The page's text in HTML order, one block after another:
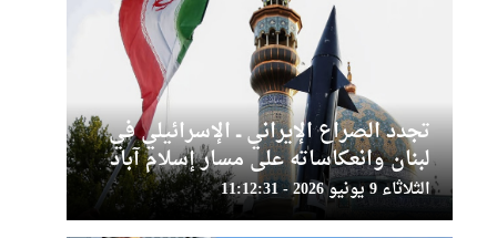
تجدد الصراع الإيراني ــ الإسرائيلي في
لبنان وانعكاساته على مسار إسلام آباد
الثلاثاء 9 يونيو 2026 - 11:12:31